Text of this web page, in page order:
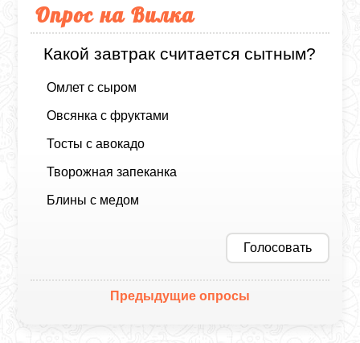
Опрос на Вилка
Какой завтрак считается сытным?
Омлет с сыром
Овсянка с фруктами
Тосты с авокадо
Творожная запеканка
Блины с медом
Голосовать
Предыдущие опросы